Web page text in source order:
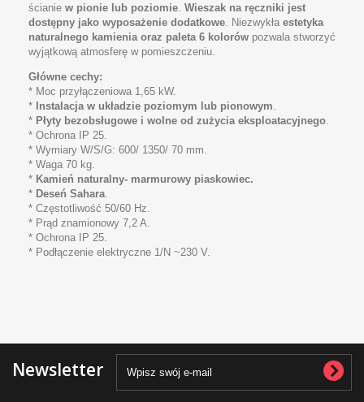
ścianie w pionie lub poziomie. Wieszak na ręczniki jest
dostępny jako wyposażenie dodatkowe. Niezwykła estetyka
naturalnego kamienia oraz paleta 6 kolorów pozwala stworzyć
wyjątkową atmosferę w pomieszczeniu.
Główne cechy:
* Moc przyłączeniowa 1,65 kW.
* Instalacja w układzie poziomym lub pionowym.
* Płyty bezobsługowe i wolne od zużycia eksploatacyjnego.
* Ochrona IP 25.
* Wymiary W/S/G: 600/ 1350/ 70 mm.
* Waga 70 kg.
* Kamień naturalny- marmurowy piaskowiec.
* Deseń Sahara.
* Częstotliwość 50/60 Hz.
* Prąd znamionowy 7,2 A.
* Ochrona IP 25.
* Podłączenie elektryczne 1/N ~230 V.
Newsletter